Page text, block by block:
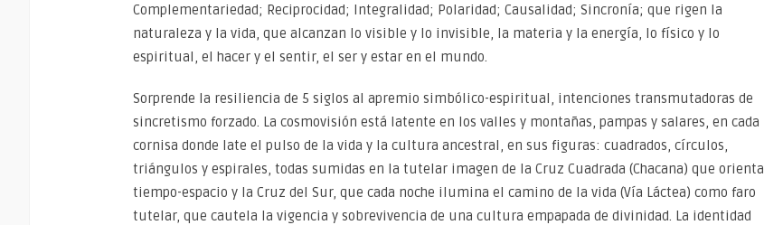
Complementariedad; Reciprocidad; Integralidad; Polaridad; Causalidad; Sincronía; que rigen la
naturaleza y la vida, que alcanzan lo visible y lo invisible, la materia y la energía, lo físico y lo
espiritual, el hacer y el sentir, el ser y estar en el mundo.
Sorprende la resiliencia de 5 siglos al apremio simbólico-espiritual, intenciones transmutadoras de
sincretismo forzado. La cosmovisión está latente en los valles y montañas, pampas y salares, en cada
cornisa donde late el pulso de la vida y la cultura ancestral, en sus figuras: cuadrados, círculos,
triángulos y espirales, todas sumidas en la tutelar imagen de la Cruz Cuadrada (Chacana) que orienta
tiempo-espacio y la Cruz del Sur, que cada noche ilumina el camino de la vida (Vía Láctea) como faro
tutelar, que cautela la vigencia y sobrevivencia de una cultura empapada de divinidad. La identidad